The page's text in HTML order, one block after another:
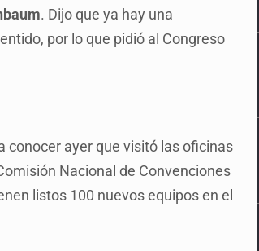
. Dijo que ya hay una
por lo que pidió al Congreso
conocer ayer que visitó las oficinas
Nacional de Convenciones
listos 100 nuevos equipos en el